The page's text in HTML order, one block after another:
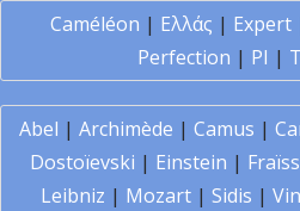
Caméléon | Ελλάς | Expert
Perfection | PI |
Abel | Archimède | Camus |
Dostoïevski | Einstein |
Leibniz | Mozart | Sidis |